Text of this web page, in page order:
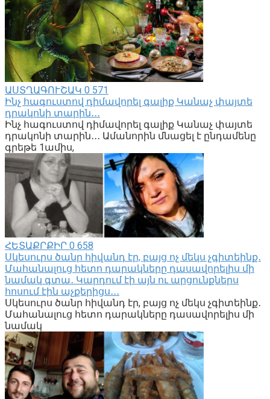
ԱՍՏՂԱԳՈՒՇԱԿ 0 571
Ինչ հագուստով դիմավորել գալիք Կանաչ փայտե
դրակոնի տարին․․․
Ինչ հագուստով դիմավորել գալիք Կանաչ փայտե
դրակոնի տարին․․․ Ամանորին մնացել է ընդամենը
գրեթե 1ամիս,
ՀԵՏԱՔՐՔԻՐ 0 658
Սկեսուրս ծանր հիվանդ էր, բայց ոչ մեկս չգիտեինք․
Մահանալուց հետո դարակները դասավորելիս մի
նամակ գտա․ Կարդում էի այն ու արցունքներս
հոսում էին աչքերիցս․․․
Սկեսուրս ծանր հիվանդ էր, բայց ոչ մեկս չգիտեինք․
Մահանալուց հետո դարակները դասավորելիս մի
նամակ